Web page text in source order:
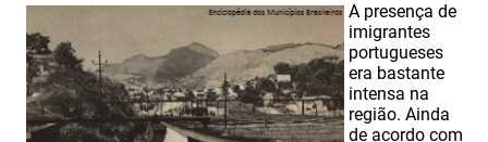
A presença de
imigrantes
portugueses
era bastante
intensa na
região. Ainda
de acordo com